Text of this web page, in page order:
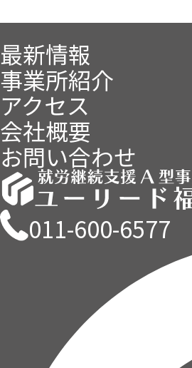
最新情報
事業所紹介
アクセス
会社概要
お問い合わせ
011-600-6577